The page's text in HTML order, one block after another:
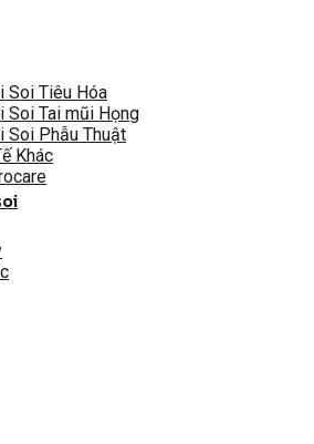
Soi Tiêu Hóa
Soi Tai mũi Họng
Soi Phẫu Thuật
Khác